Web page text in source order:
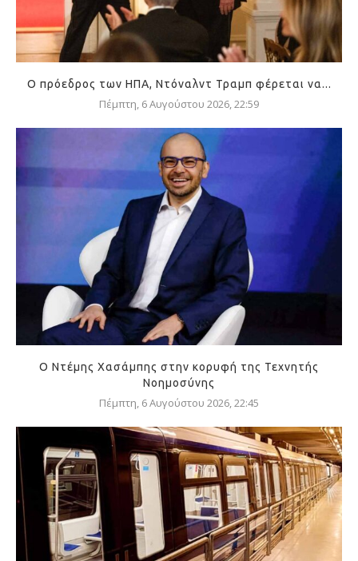
Ο πρόεδρος των ΗΠΑ, Ντόναλντ Τραμπ φέρεται να...
Πέμπτη, 6 Αυγούστου 2026, 22:59
Ο Ντέμης Χασάμπης στην κορυφή της Τεχνητής
Νοημοσύνης
Πέμπτη, 6 Αυγούστου 2026, 22:45